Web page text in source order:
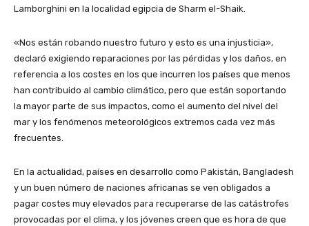
Lamborghini en la localidad egipcia de Sharm el-Shaik.
«Nos están robando nuestro futuro y esto es una injusticia»,
declaró exigiendo reparaciones por las pérdidas y los daños, en
referencia a los costes en los que incurren los países que menos
han contribuido al cambio climático, pero que están soportando
la mayor parte de sus impactos, como el aumento del nivel del
mar y los fenómenos meteorológicos extremos cada vez más
frecuentes.
En la actualidad, países en desarrollo como Pakistán, Bangladesh
y un buen número de naciones africanas se ven obligados a
pagar costes muy elevados para recuperarse de las catástrofes
provocadas por el clima, y los jóvenes creen que es hora de que